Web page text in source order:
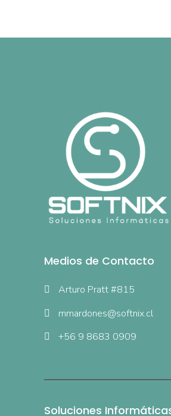
Medios de Contacto
Arturo Pratt #815
mmardones@softnix.cl
+56 9 8683 0909
Soluciones